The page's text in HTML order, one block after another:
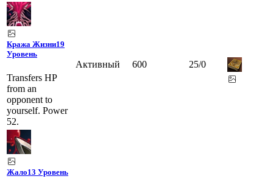
Кража Жизни19
Уровень
Transfers HP
from an
opponent to
yourself. Power
52.
Активный 600 25/0
Жало13 Уровень